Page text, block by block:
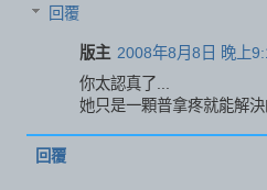
回覆
版主 2008年8月8日 晚上
你太認真了...
她只是一顆普拿疼就能解
回覆